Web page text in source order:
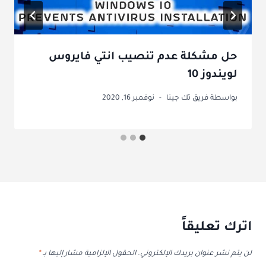
حل مشكلة عدم تنصيب انتي فايروس
لويندوز 10
بواسطة فريق تك جينا نوفمبر 16, 2020
اترك تعليقاً
لن يتم نشر عنوان بريدك الإلكتروني. الحقول الإلزامية مشار إليها بـ*